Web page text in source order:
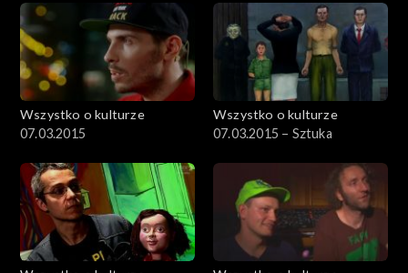
Wszystko o kulturze
07.03.2015
Wszystko o kulturze
07.03.2015 – Sztuka